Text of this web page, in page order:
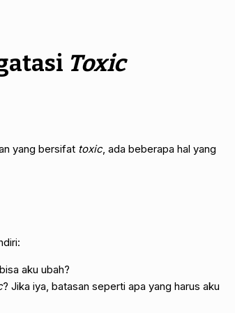
Toxic
yang bersifat toxic, ada beberapa hal yang
aku ubah?
? Jika iya, batasan seperti apa yang harus aku